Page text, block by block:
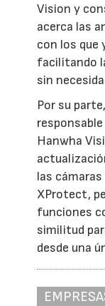
Vision y
acerca las
con los que
facilitando
sin
Por su
Hanwha
las cámaras
XProtect,
funciones
similitud
desde una